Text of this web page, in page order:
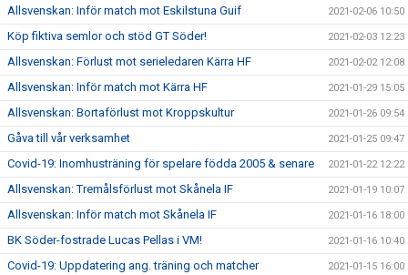
Allsvenskan: Inför match mot Eskilstuna Guif 2021-02-06 10:50
Köp fiktiva semlor och stöd GT Söder! 2021-02-03 12:23
Allsvenskan: Förlust mot serieledaren Kärra HF 2021-02-02 12:08
Allsvenskan: Inför match mot Kärra HF 2021-01-29 15:05
Allsvenskan: Bortaförlust mot Kroppskultur 2021-01-26 09:54
Gåva till vår verksamhet 2021-01-25 09:47
Covid-19: Inomhusträning för spelare födda 2005 & senare 2021-01-22 12:22
Allsvenskan: Tremålsförlust mot Skånela IF 2021-01-19 10:07
Allsvenskan: Inför match mot Skånela IF 2021-01-16 18:00
BK Söder-fostrade Lucas Pellas i VM! 2021-01-16 10:40
Covid-19: Uppdatering ang. träning och matcher 2021-01-15 16:00